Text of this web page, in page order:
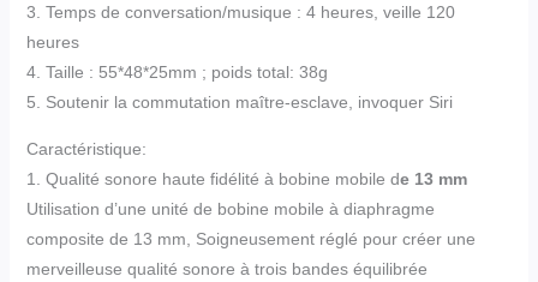
3. Temps de conversation/musique : 4 heures, veille 120
heures
4. Taille : 55*48*25mm ; poids total: 38g
5. Soutenir la commutation maître-esclave, invoquer Siri
Caractéristique:
1. Qualité sonore haute fidélité à bobine mobile de 13 mm
Utilisation d’une unité de bobine mobile à diaphragme
composite de 13 mm, Soigneusement réglé pour créer une
merveilleuse qualité sonore à trois bandes équilibrée